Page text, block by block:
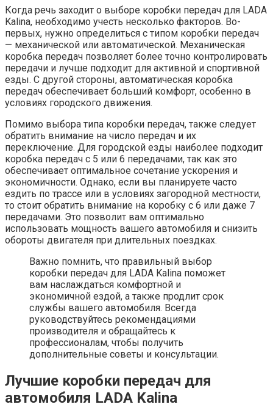
Когда речь заходит о выборе коробки передач для LADA
Kalina, необходимо учесть несколько факторов. Во-
первых, нужно определиться с типом коробки передач
— механической или автоматической. Механическая
коробка передач позволяет более точно контролировать
передачи и лучше подходит для активной и спортивной
езды. С другой стороны, автоматическая коробка
передач обеспечивает больший комфорт, особенно в
условиях городского движения.
Помимо выбора типа коробки передач, также следует
обратить внимание на число передач и их
переключение. Для городской езды наиболее подходит
коробка передач с 5 или 6 передачами, так как это
обеспечивает оптимальное сочетание ускорения и
экономичности. Однако, если вы планируете часто
ездить по трассе или в условиях загородной местности,
то стоит обратить внимание на коробку с 6 или даже 7
передачами. Это позволит вам оптимально
использовать мощность вашего автомобиля и снизить
обороты двигателя при длительных поездках.
Важно помнить, что правильный выбор
коробки передач для LADA Kalina поможет
вам наслаждаться комфортной и
экономичной ездой, а также продлит срок
службы вашего автомобиля. Всегда
руководствуйтесь рекомендациями
производителя и обращайтесь к
профессионалам, чтобы получить
дополнительные советы и консультации.
Лучшие коробки передач для
автомобиля LADA Kalina